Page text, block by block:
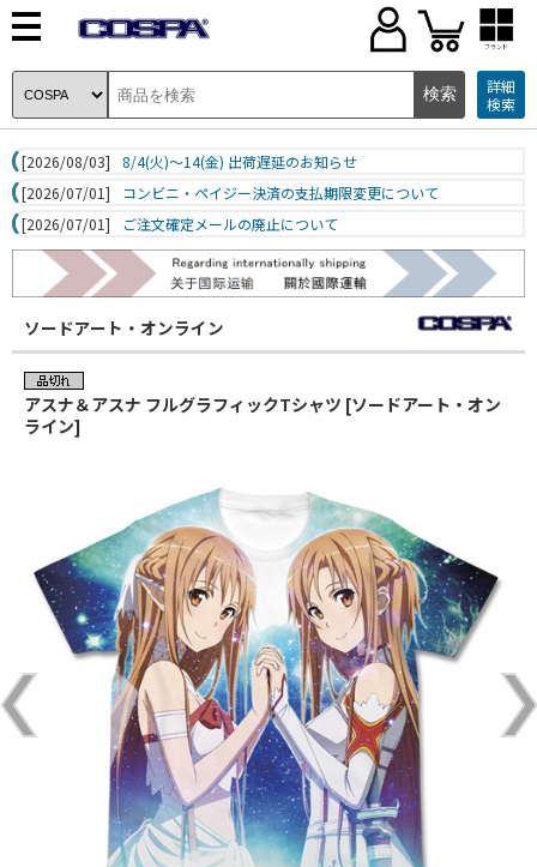
ブランド
詳細
検索
[2026/08/03]
8/4(火)～14(金) 出荷遅延のお知らせ
[2026/07/01]
コンビニ・ペイジー決済の支払期限変更について
[2026/07/01]
ご注文確定メールの廃止について
ソードアート・オンライン
アスナ＆アスナ フルグラフィックTシャツ [ソードアート・オン
ライン]